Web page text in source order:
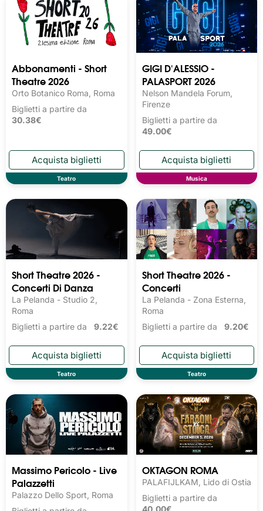
Abbonamenti - Short
Theatre 2026
Orto Botanico Roma, Roma
Biglietti a partire da
30.38€
Teatro
GIGI D'ALESSIO -
PALASPORT 2026
Nelson Mandela Forum,
Firenze
Biglietti a partire da
49.00€
Musica
Short Theatre 2026 -
Concerti Di Danza
La Pelanda - Studio 2,
Roma
Biglietti a partire da 9.22€
Teatro
Short Theatre 2026 -
Concerti
La Pelanda - Zona Esterna,
Roma
Biglietti a partire da 9.20€
Teatro
Massimo Pericolo - Live
Palazzetti
Palazzo Dello Sport, Roma
OKTAGON ROMA
PALAFIJLKAM, Lido di Ostia
Biglietti a partire da